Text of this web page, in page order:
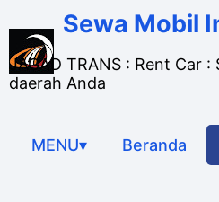
Sewa Mobil
JAGAD TRANS : Rent Car
daerah Anda
MENU▾ Beranda